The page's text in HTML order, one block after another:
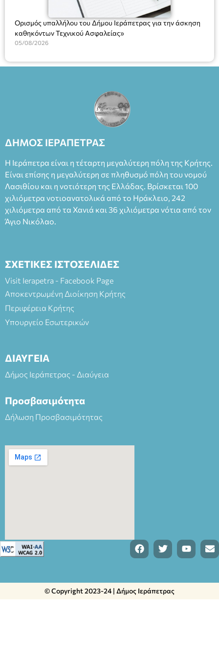
Ορισμός υπαλλήλου του Δήμου Ιεράπετρας για την άσκηση
καθηκόντων Τεχνικού Ασφαλείας»
05/08/2026
ΔΗΜΟΣ ΙΕΡΑΠΕΤΡΑΣ
Η Ιεράπετρα είναι η τέταρτη μεγαλύτερη πόλη της Κρήτης.
Είναι επίσης η μεγαλύτερη σε πληθυσμό πόλη του νομού
Λασιθίου και η νοτιότερη της Ελλάδας. Βρίσκεται 100
χιλιόμετρα νοτιοανατολικά από το Ηράκλειο, 242
χιλιόμετρα από τα Χανιά και 36 χιλιόμετρα νότια από τον
Άγιο Νικόλαο.
ΣΧΕΤΙΚΕΣ ΙΣΤΟΣΕΛΙΔΕΣ
Visit Ierapetra - Facebook Page
Αποκεντρωμένη Διοίκηση Κρήτης
Περιφέρεια Κρήτης
Υπουργείο Εσωτερικών
ΔΙΑΥΓΕΙΑ
Δήμος Ιεράπετρας - Διαύγεια
Προσβασιμότητα
Δήλωση Προσβασιμότητας
© Copyright 2023-24 | Δήμος Ιεράπετρας